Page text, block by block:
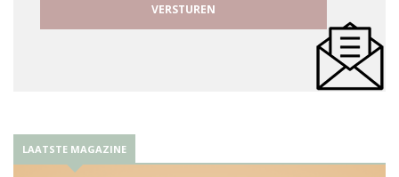
LAATSTE MAGAZINE